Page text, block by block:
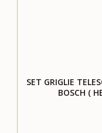
SET GRIGLIE
BOSCH (